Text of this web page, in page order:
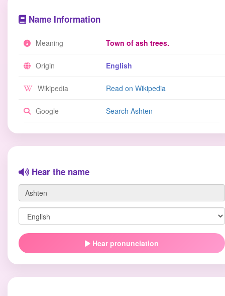
Name Information
Meaning Town of ash trees.
Origin English
Wikipedia Read on Wikipedia
Google Search Ashten
Hear the name
Hear pronunciation